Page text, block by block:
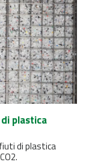
plastica
di plastica